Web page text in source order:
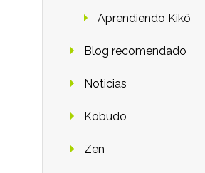
Aprendiendo Kikô
Blog recomendado
Noticias
Kobudo
Zen